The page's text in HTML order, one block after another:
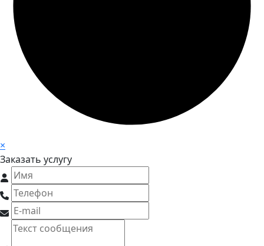
×
Заказать услугу